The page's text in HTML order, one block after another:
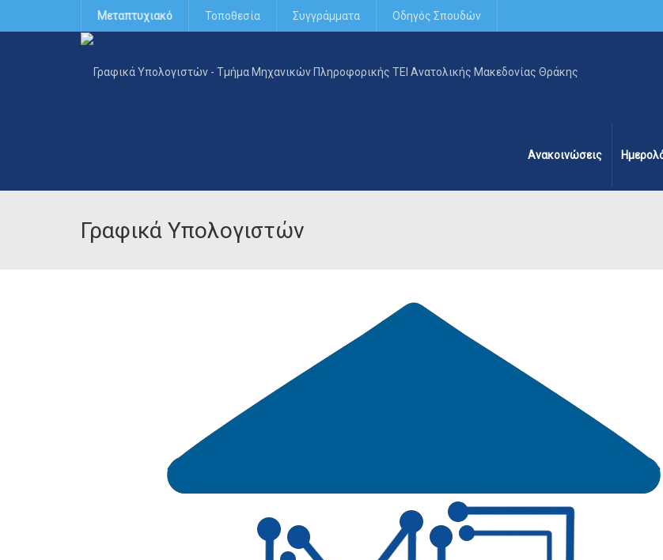
Μεταπτυχιακό Τοποθεσία Συγγράμματα Οδηγός Σπουδών
Ανακοινώσεις
Γραφικά Υπολογιστών